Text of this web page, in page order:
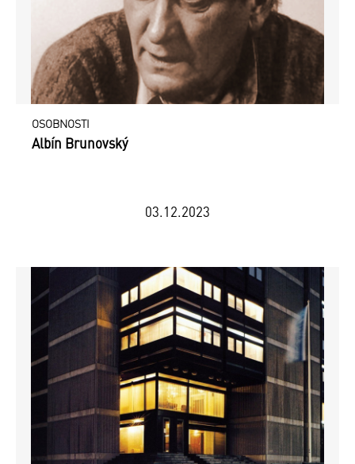
OSOBNOSTI
Albín Brunovský
03.12.2023